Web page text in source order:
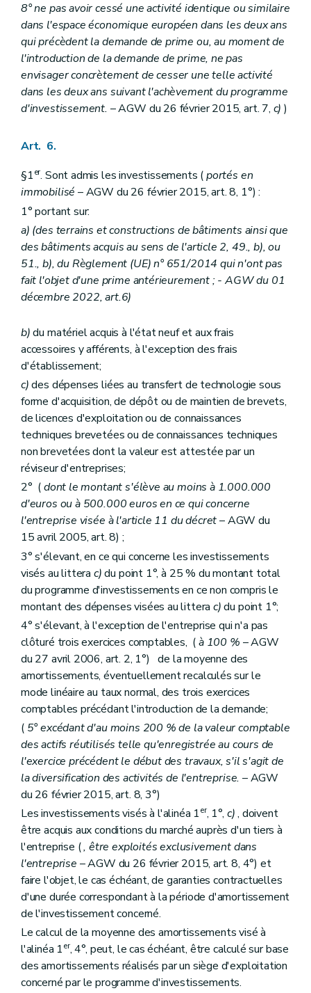
8° ne pas avoir cessé une activité identique ou similaire
dans l'espace économique européen dans les deux ans
qui précèdent la demande de prime ou, au moment de
l'introduction de la demande de prime, ne pas
envisager concrètement de cesser une telle activité
dans les deux ans suivant l'achèvement du programme
d'investissement. – AGW du 26 février 2015, art. 7, c) )
Art. 6.
§1er. Sont admis les investissements (portés en
immobilisé – AGW du 26 février 2015, art. 8, 1°) :
1° portant sur:
a) (des terrains et constructions de bâtiments ainsi que
des bâtiments acquis au sens de l'article 2, 49., b), ou
51., b), du Règlement (UE) n° 651/2014 qui n'ont pas
fait l'objet d'une prime antérieurement ;- AGW du 01
décembre 2022, art.6)
b)du matériel acquis à l'état neuf et aux frais
accessoires y afférents, à l'exception des frais
d'établissement;
c)des dépenses liées au transfert de technologie sous
forme d'acquisition, de dépôt ou de maintien de brevets,
de licences d'exploitation ou de connaissances
techniques brevetées ou de connaissances techniques
non brevetées dont la valeur est attestée par un
réviseur d'entreprises;
2° (dont le montant s'élève au moins à 1.000.000
d'euros ou à 500.000 euros en ce qui concerne
l'entreprise visée à l'article 11 du décret– AGW du
15 avril 2005, art. 8) ;
3° s'élevant, en ce qui concerne les investissements
visés au littera c)du point 1°, à 25 % du montant total
du programme d'investissements en ce non compris le
montant des dépenses visées au littera c)du point 1°;
4° s'élevant, à l'exception de l'entreprise qui n'a pas
clôturé trois exercices comptables, (à 100 % – AGW
du 27 avril 2006, art. 2, 1°) de la moyenne des
amortissements, éventuellement recalculés sur le
mode linéaire au taux normal, des trois exercices
comptables précédant l'introduction de la demande;
( 5° excédant d'au moins 200 % de la valeur comptable
des actifs réutilisés telle qu'enregistrée au cours de
l'exercice précédent le début des travaux, s'il s'agit de
la diversification des activités de l'entreprise. – AGW
du 26 février 2015, art. 8, 3°)
Les investissements visés à l'alinéa 1er, 1°, c), doivent
être acquis aux conditions du marché auprès d'un tiers à
l'entreprise (, être exploités exclusivement dans
l'entreprise – AGW du 26 février 2015, art. 8, 4°) et
faire l'objet, le cas échéant, de garanties contractuelles
d'une durée correspondant à la période d'amortissement
de l'investissement concerné.
Le calcul de la moyenne des amortissements visé à
l'alinéa 1er, 4°, peut, le cas échéant, être calculé sur base
des amortissements réalisés par un siège d'exploitation
concerné par le programme d'investissements.